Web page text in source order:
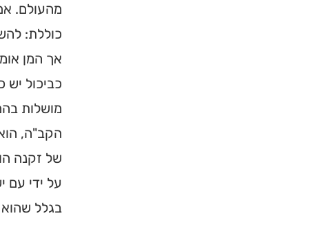
מהעולם.
כוללת:
אך המן
כביכול
מושלות
הקב"ה,
של זקנה
על ידי עם
בגלל שהוא